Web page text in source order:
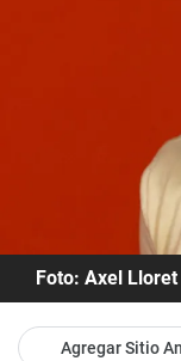
Foto: Axel Lloret
Agregar Sitio